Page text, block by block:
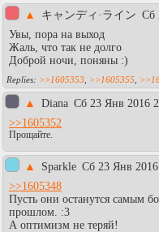
▲ キャンディ·ライン Сб
Увы, пора на выход
Жаль, что так не долго
Доброй ночи, поняны :)
>>1605353 >>1605355
▲ Diаna Сб 23 Янв 2016
>>1605352
Прощайте.
▲ Sparkle Сб 23 Янв
>>1605348
Пусть они останутся самым
прошлом. :3
А оптимизм не теряй!